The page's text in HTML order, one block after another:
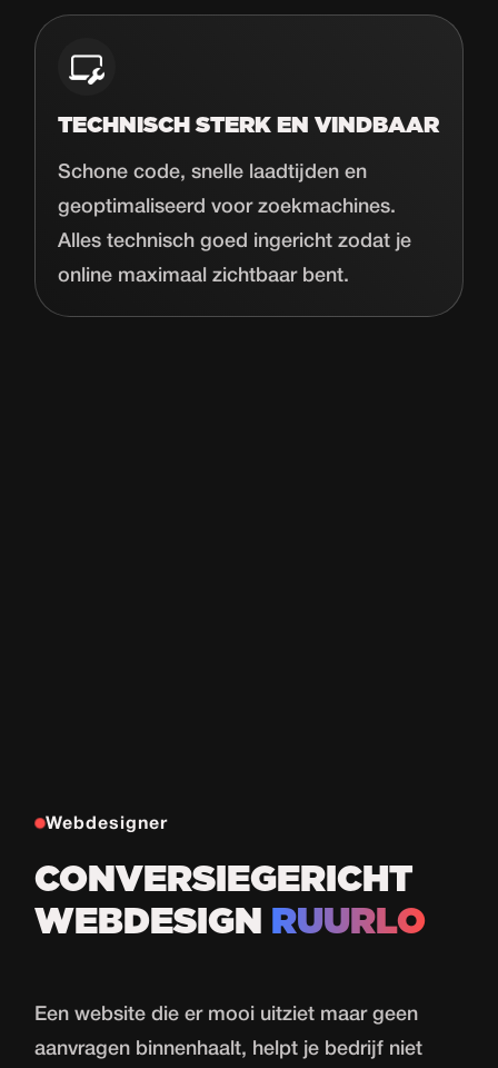
TECHNISCH STERK EN VINDBAAR
Schone code, snelle laadtijden en
geoptimaliseerd voor zoekmachines.
Alles technisch goed ingericht zodat je
online maximaal zichtbaar bent.
Webdesigner
CONVERSIEGERICHT
WEBDESIGN
RUURLO
Een website die er mooi uitziet maar geen
aanvragen binnenhaalt, helpt je bedrijf niet